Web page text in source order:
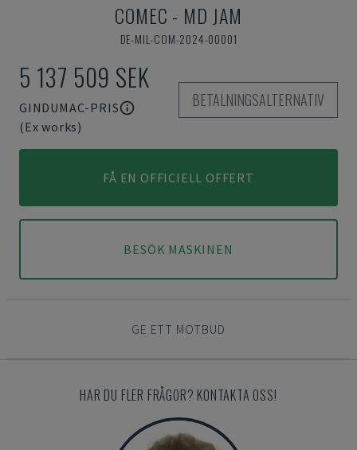
COMEC - MD JAM
DE-MIL-COM-2024-00001
5 137 509 SEK
GINDUMAC-PRIS
(Ex works)
BETALNINGSALTERNATIV
FÅ EN OFFICIELL OFFERT
BESÖK MASKINEN
GE ETT MOTBUD
HAR DU FLER FRÅGOR? KONTAKTA OSS!